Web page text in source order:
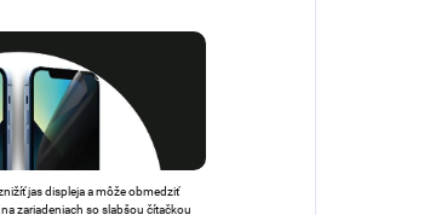
jas displeja a môže obmedziť
zariadeniach so slabšou čítačkou